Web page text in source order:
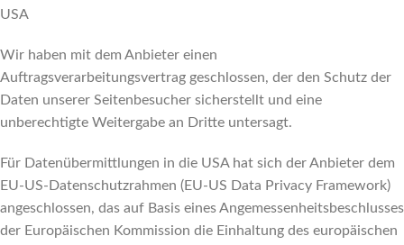
USA
Wir haben mit dem Anbieter einen
Auftragsverarbeitungsvertrag geschlossen, der den Schutz der
Daten unserer Seitenbesucher sicherstellt und eine
unberechtigte Weitergabe an Dritte untersagt.
Für Datenübermittlungen in die USA hat sich der Anbieter dem
EU-US-Datenschutzrahmen (EU-US Data Privacy Framework)
angeschlossen, das auf Basis eines Angemessenheitsbeschlusses
der Europäischen Kommission die Einhaltung des europäischen